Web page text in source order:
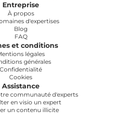
Entreprise
À propos
d'expertises
Blog
FAQ
et conditions
légales
générales
Confidentialité
Cookies
Assistance
communauté d'experts
en visio un expert
un contenu illicite